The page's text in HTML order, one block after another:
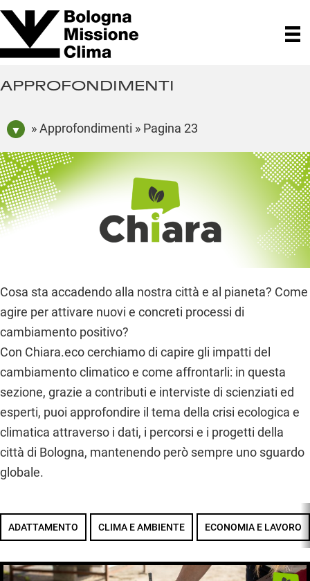
APPROFONDIMENTI
» Approfondimenti » Pagina 23
Cosa sta accadendo alla nostra città e al pianeta? Come
agire per attivare nuovi e concreti processi di
cambiamento positivo?
Con Chiara.eco cerchiamo di capire gli impatti del
cambiamento climatico e come affrontarli: in questa
sezione, grazie a contributi e interviste di scienziati ed
esperti, puoi approfondire il tema della crisi ecologica e
climatica attraverso i dati, i percorsi e i progetti della
città di Bologna, mantenendo però sempre uno sguardo
globale.
ADATTAMENTO CLIMA E AMBIENTE ECONOMIA E LAVORO